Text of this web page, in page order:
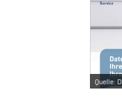
Quelle: